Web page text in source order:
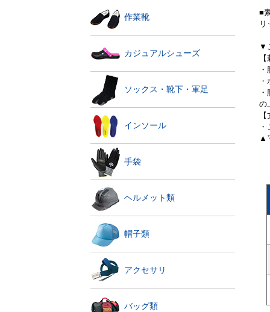
作業靴
カジュアルシューズ
ソックス・靴下・軍足
インソール
手袋
ヘルメット類
帽子類
アクセサリ
バッグ類
■
▼
の